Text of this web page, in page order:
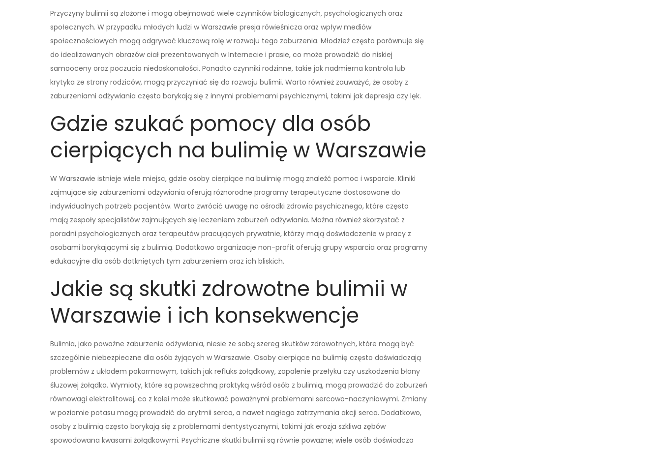
Przyczyny bulimii są złożone i mogą obejmować wiele czynników biologicznych, psychologicznych oraz
społecznych. W przypadku młodych ludzi w Warszawie presja rówieśnicza oraz wpływ mediów
społecznościowych mogą odgrywać kluczową rolę w rozwoju tego zaburzenia. Młodzież często porównuje się
do idealizowanych obrazów ciał prezentowanych w Internecie i prasie, co może prowadzić do niskiej
samooceny oraz poczucia niedoskonałości. Ponadto czynniki rodzinne, takie jak nadmierna kontrola lub
krytyka ze strony rodziców, mogą przyczyniać się do rozwoju bulimii. Warto również zauważyć, że osoby z
zaburzeniami odżywiania często borykają się z innymi problemami psychicznymi, takimi jak depresja czy lęk.
Gdzie szukać pomocy dla osób
cierpiących na bulimię w Warszawie
W Warszawie istnieje wiele miejsc, gdzie osoby cierpiące na bulimię mogą znaleźć pomoc i wsparcie. Kliniki
zajmujące się zaburzeniami odżywiania oferują różnorodne programy terapeutyczne dostosowane do
indywidualnych potrzeb pacjentów. Warto zwrócić uwagę na ośrodki zdrowia psychicznego, które często
mają zespoły specjalistów zajmujących się leczeniem zaburzeń odżywiania. Można również skorzystać z
poradni psychologicznych oraz terapeutów pracujących prywatnie, którzy mają doświadczenie w pracy z
osobami borykającymi się z bulimią. Dodatkowo organizacje non-profit oferują grupy wsparcia oraz programy
edukacyjne dla osób dotkniętych tym zaburzeniem oraz ich bliskich.
Jakie są skutki zdrowotne bulimii w
Warszawie i ich konsekwencje
Bulimia, jako poważne zaburzenie odżywiania, niesie ze sobą szereg skutków zdrowotnych, które mogą być
szczególnie niebezpieczne dla osób żyjących w Warszawie. Osoby cierpiące na bulimię często doświadczają
problemów z układem pokarmowym, takich jak refluks żołądkowy, zapalenie przełyku czy uszkodzenia błony
śluzowej żołądka. Wymioty, które są powszechną praktyką wśród osób z bulimią, mogą prowadzić do zaburzeń
równowagi elektrolitowej, co z kolei może skutkować poważnymi problemami sercowo-naczyniowymi. Zmiany
w poziomie potasu mogą prowadzić do arytmii serca, a nawet nagłego zatrzymania akcji serca. Dodatkowo,
osoby z bulimią często borykają się z problemami dentystycznymi, takimi jak erozja szkliwa zębów
spowodowana kwasami żołądkowymi. Psychiczne skutki bulimii są równie poważne; wiele osób doświadcza